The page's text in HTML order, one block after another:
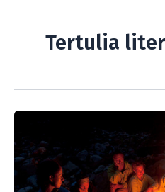
Tertulia